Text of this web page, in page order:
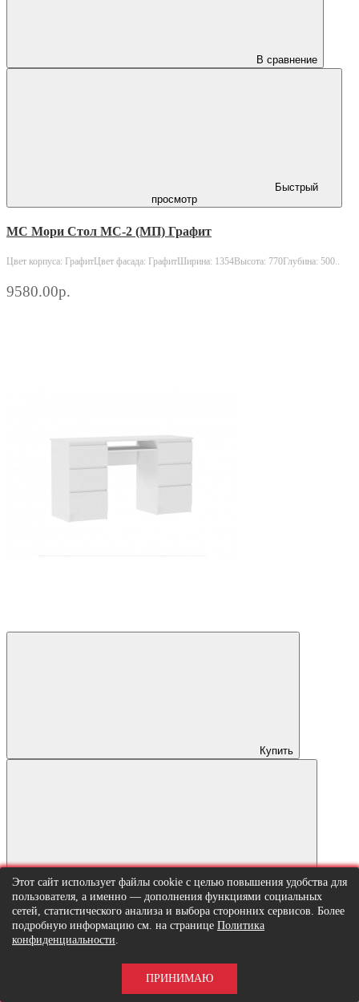
В сравнение
Быстрый
просмотр
МС Мори Стол МС-2 (МП) Графит
Цвет корпуса: ГрафитЦвет фасада: ГрафитШирина: 1354Высота: 770Глубина: 500..
9580.00р.
Купить
В закладки
Этот сайт использует файлы cookie с целью повышения удобства для
пользователя, а именно — дополнения функциями социальных
сетей, статистического анализа и выбора сторонних сервисов. Более
подробную информацию см. на странице Политика
конфиденциальности.
ПРИНИМАЮ